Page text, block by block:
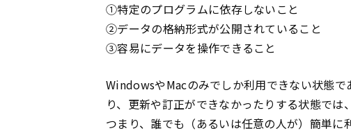
①特定のプログラムに依存しないこと
②データの格納形式が公開されていること
③容易にデータを操作できること
WindowsやMacのみでしか利用できない状態
り、更新や訂正ができなかったりする状態では
つまり、誰でも（あるいは任意の人が）簡単に